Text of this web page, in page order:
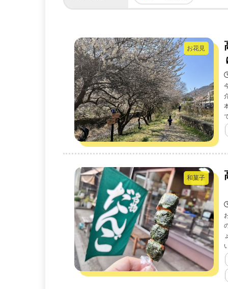
お花見
和菓子